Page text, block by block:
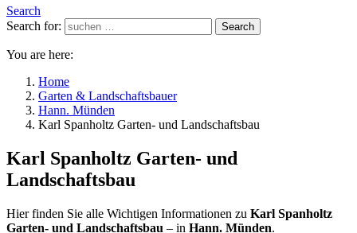
Search
Search for:
Search
You are here:
Home
Garten & Landschaftsbauer
Hann. Münden
Karl Spanholtz Garten- und Landschaftsbau
Karl Spanholtz Garten- und
Landschaftsbau
Hier finden Sie alle Wichtigen Informationen zu Karl Spanholtz
Garten- und Landschaftsbau – in Hann. Münden.